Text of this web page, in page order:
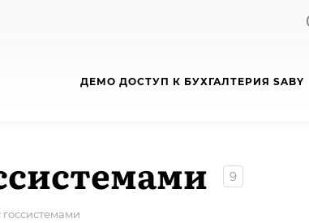
ДЕМО ДОСТУП К БУХГАЛТЕРИЯ SABY
9